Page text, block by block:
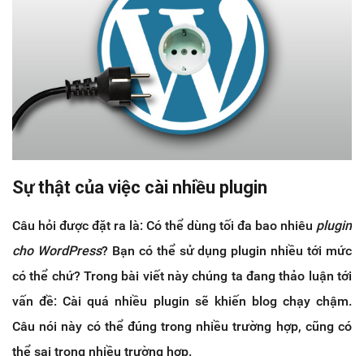
Sự thật của việc cài nhiều plugin
Câu hỏi được đặt ra là: Có thể dùng tối đa bao nhiêu plugin
cho WordPress? Bạn có thể sử dụng plugin nhiều tới mức
có thể chứ? Trong bài viết này chúng ta đang thảo luận tới
vấn đề: Cài quá nhiều plugin sẽ khiến blog chạy chậm.
Câu nói này có thể đúng trong nhiều trường hợp, cũng có
thể sai trong nhiều trường hợp.